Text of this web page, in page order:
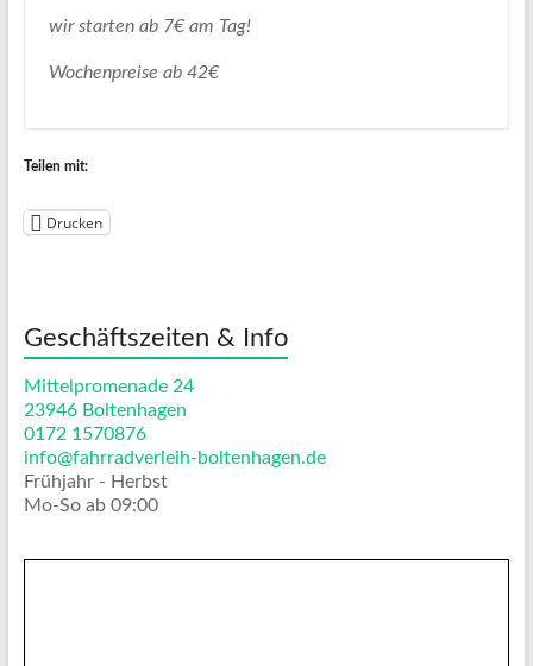
wir starten ab 7€ am Tag!
Wochenpreise ab 42€
Teilen mit:
Drucken
Geschäftszeiten & Info
Mittelpromenade 24
23946 Boltenhagen
0172 1570876
info@fahrradverleih-boltenhagen.de
Frühjahr - Herbst
Mo-So ab 09:00